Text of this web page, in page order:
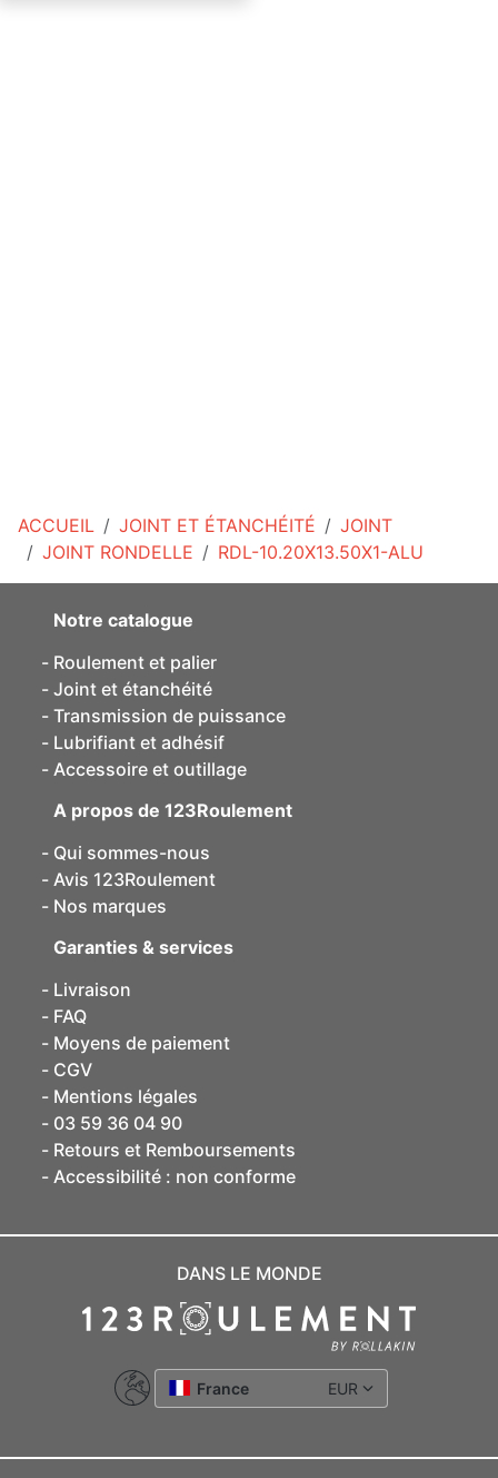
ACCUEIL JOINT ET ÉTANCHÉITÉ
JOINT
JOINT RONDELLE
RDL-10.20X13.50X1-ALU
Notre catalogue
Roulement et palier
Joint et étanchéité
Transmission de puissance
Lubrifiant et adhésif
Accessoire et outillage
A propos de 123Roulement
Qui sommes-nous
Avis 123Roulement
Nos marques
Garanties & services
Livraison
FAQ
Moyens de paiement
CGV
Mentions légales
03 59 36 04 90
Retours et Remboursements
Accessibilité : non conforme
DANS LE MONDE
France EUR